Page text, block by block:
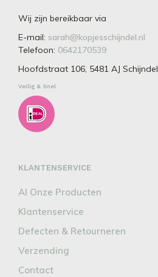
Wij zijn bereikbaar via
E-mail: sarah@kopjesschijndel.nl
Telefoon: 0642170539
Hoofdstraat 106, 5481 AJ Schijndel
Veilig & Snel
KLANTENSERVICE
Al Onze Producten
Klantenservice
Defecten & Retourneren
Verzending
Contact